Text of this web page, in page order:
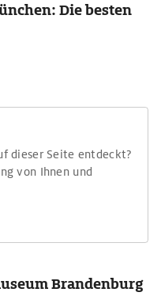
Die besten
dieser Seite entdeckt?
von Ihnen und
Brandenburg